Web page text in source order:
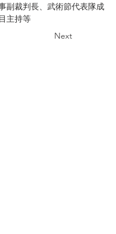
副裁判長、武術節代表隊成
主持等
Next